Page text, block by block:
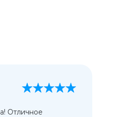
Отличное